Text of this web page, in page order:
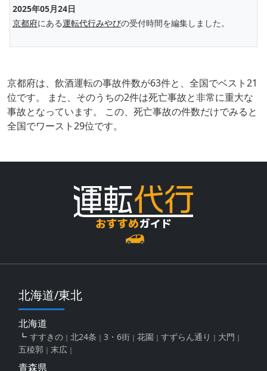
2025年05月24日
京都府にある運転代行みやびの受付時間を編集しました。
京都府は、飲酒運転の事故件数が63件と、全国でベスト21
位です。 また、そのうちの2件は死亡事故と非常に重大な
事故となっています。 この、死亡事故の件数だけでみると
全国でワースト29位です。
北海道/東北
北海道
すすきの 北24条 3・6街 花園 すずらん通り
大門
五稜郭
末広
青森県